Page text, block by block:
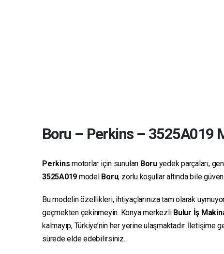
Boru – Perkins– 3525A019
Perkins motorlar için sunulan Boruyedek parçaları,
3525A019 model Boru, zorlu koşullar altında bile
Bu modelin özellikleri, ihtiyaçlarınıza tam olarak
geçmekten çekinmeyin. Konya merkezli Bulur İş
kalmayıp, Türkiye’nin her yerine ulaşmaktadır.
sürede elde edebilirsiniz.